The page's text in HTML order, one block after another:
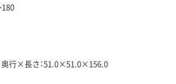
180
行×長さ：51.0×51.0×156.0